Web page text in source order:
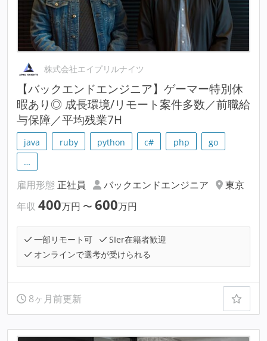
株式会社エイプリルナイツ
【バックエンドエンジニア】ゲーマー特別休
暇あり◎ 成長環境/リモート案件多数／前職給
与保障／平均残業7H
java ruby python c# php
go
…
雇用形態 正社員 バックエンドエンジニア
東京
年収 400万円 〜 600万円
一部リモート可
SIer在籍者歓迎
オンラインで選考が受けられる
8ヶ月前更新